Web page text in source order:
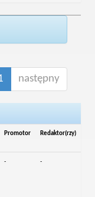
następny
Promotor Redaktor(rzy)
- -